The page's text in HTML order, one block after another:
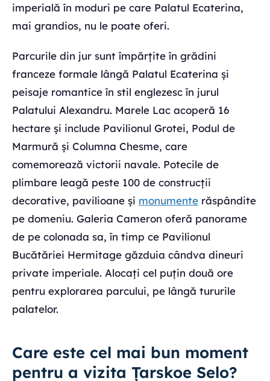
imperială în moduri pe care Palatul Ecaterina,
mai grandios, nu le poate oferi.
Parcurile din jur sunt împărțite în grădini
franceze formale lângă Palatul Ecaterina și
peisaje romantice în stil englezesc în jurul
Palatului Alexandru. Marele Lac acoperă 16
hectare și include Pavilionul Grotei, Podul de
Marmură și Columna Chesme, care
comemorează victorii navale. Potecile de
plimbare leagă peste 100 de construcții
decorative, pavilioane și monumente răspândite
pe domeniu. Galeria Cameron oferă panorame
de pe colonada sa, în timp ce Pavilionul
Bucătăriei Hermitage găzduia cândva dineuri
private imperiale. Alocați cel puțin două ore
pentru explorarea parcului, pe lângă tururile
palatelor.
Care este cel mai bun moment
pentru a vizita Țarskoe Selo?